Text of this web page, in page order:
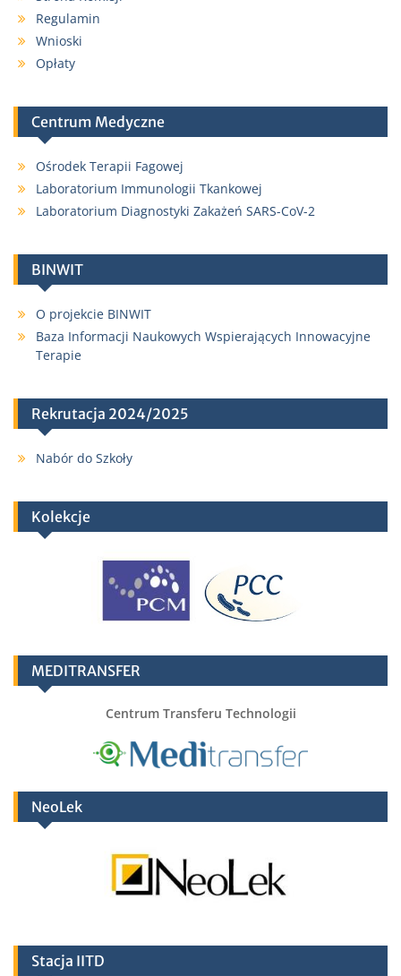
Regulamin
Wnioski
Opłaty
Centrum Medyczne
Ośrodek Terapii Fagowej
Laboratorium Immunologii Tkankowej
Laboratorium Diagnostyki Zakażeń SARS-CoV-2
BINWIT
O projekcie BINWIT
Baza Informacji Naukowych Wspierających Innowacyjne
Terapie
Rekrutacja 2024/2025
Nabór do Szkoły
Kolekcje
MEDITRANSFER
Centrum Transferu Technologii
NeoLek
Stacja IITD